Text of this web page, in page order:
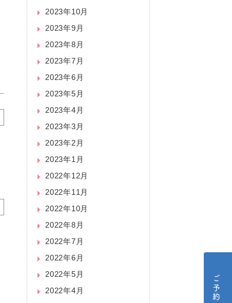
2023年10月
2023年9月
2023年8月
2023年7月
2023年6月
2023年5月
2023年4月
2023年3月
2023年2月
2023年1月
2022年12月
2022年11月
2022年10月
2022年8月
2022年7月
2022年6月
2022年5月
2022年4月